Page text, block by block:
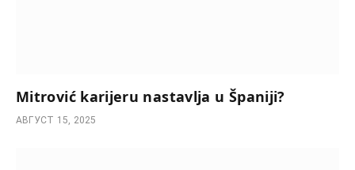
Mitrović karijeru nastavlja u Španiji?
АВГУСТ 15, 2025